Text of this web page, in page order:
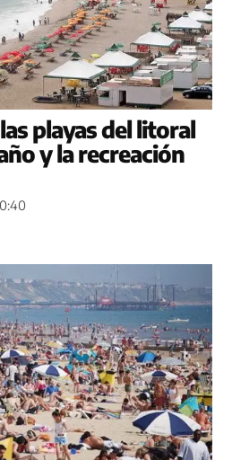
playas del litoral
y la recreación